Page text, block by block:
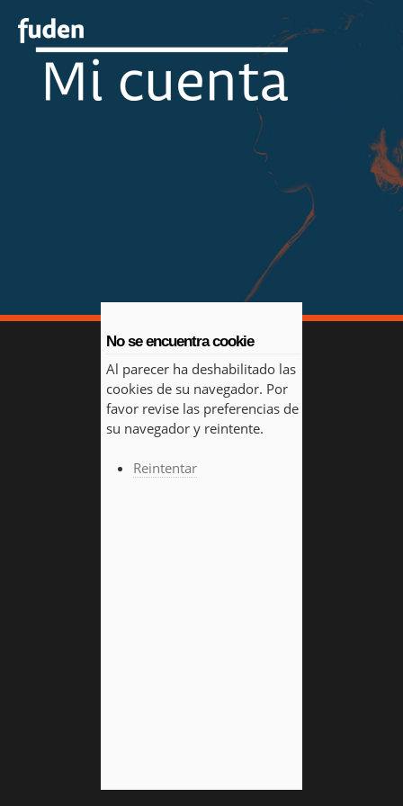
No se encuentra cookie
Al parecer ha deshabilitado las
cookies de su navegador. Por
favor revise las preferencias de
su navegador y reintente.
Reintentar